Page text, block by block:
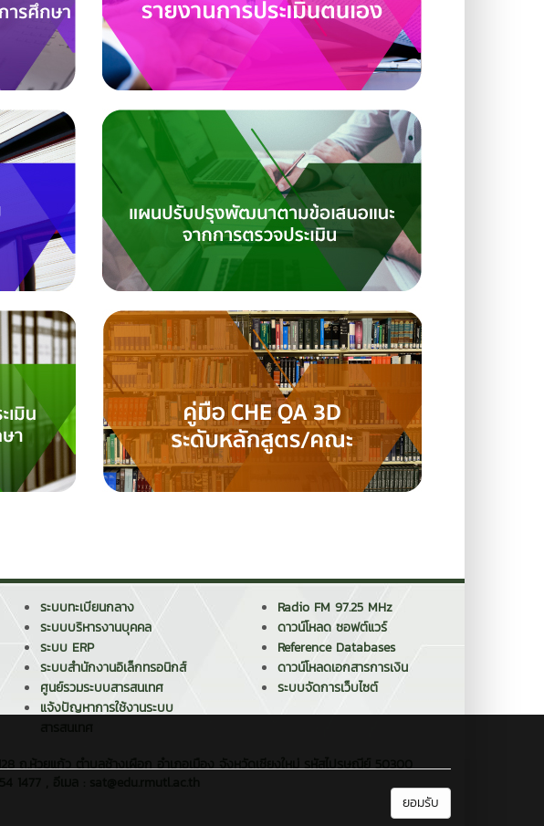
ระบบทะเบียนกลาง
ระบบบริหารงานบุคคล
ระบบ ERP
ระบบสำนักงานอิเล็กทรอนิกส์
ศูนย์รวมระบบสารสนเทศ
แจ้งปัญหาการใช้งานระบบ
Radio FM 97.25 MHz
ดาวน์โหลด ซอฟต์แวร์
Reference Databases
ดาวน์โหลดเอกสารการเงิน
ระบบจัดการเว็บไซต์
ถ.ห้วยแก้ว ตำบลช้างเผือก อำเภอเมือง จังหวัดเชียงใหม่ รหัสไปรษณีย์ 50300
ยอมรับ